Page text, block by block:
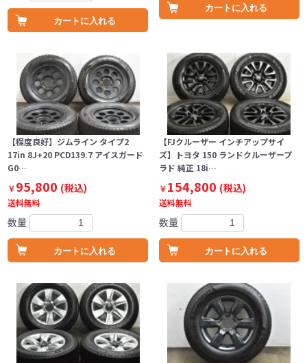
カートに入れる
カートに入れる
【程度良好】ジムライン タイプ2
17in 8J+20 PCD139.7 アイスガード
G0…
￥95,800 (税込)
送料無料
数量
カートに入れる
【FJクルーザー インチアップサイ
ズ】トヨタ 150 ランドクルーザープ
ラド 純正 18i…
￥154,800 (税込)
送料無料
数量
カートに入れる